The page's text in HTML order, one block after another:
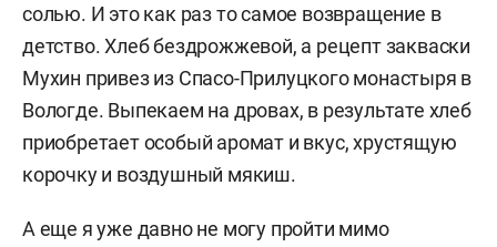
солью. И это как раз то самое возвращение в
детство. Хлеб бездрожжевой, а рецепт закваски
Мухин привез из Спасо-Прилуцкого монастыря в
Вологде. Выпекаем на дровах, в результате хлеб
приобретает особый аромат и вкус, хрустящую
корочку и воздушный мякиш.
А еще я уже давно не могу пройти мимо